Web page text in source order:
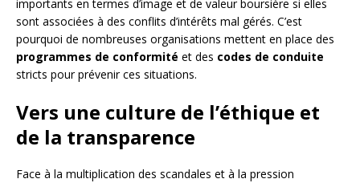
importants en termes d’image et de valeur boursière si elles
sont associées à des conflits d’intérêts mal gérés. C’est
pourquoi de nombreuses organisations mettent en place des
programmes de conformité et des codes de conduite
stricts pour prévenir ces situations.
Vers une culture de l’éthique et
de la transparence
Face à la multiplication des scandales et à la pression